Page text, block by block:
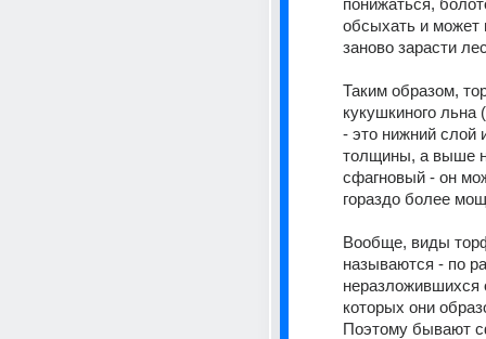
понижаться,
обсыхать и может
заново зарасти
Таким образом,
кукушкиного льна
- это нижний слой
толщины, а выше
сфагновый - он
гораздо более
Вообще, виды
называются - по
неразложившихся
которых они
Поэтому бывают